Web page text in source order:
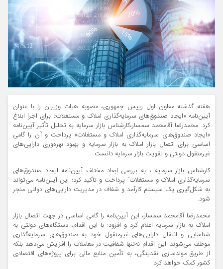
هفته گذشته معاون اول رییس جمهوری، مصوبه هیات وزیران را با عنوان
آیین‌نامه «ایجاد صندوق‌های سرمایه‌گذاری املاک و مستغلات» برای اجرا ابلاغ
کرد. محمدرضا آقامحمد سمسار،کارشناس بازار سرمایه به تحلیل تأثیر آیین‌نامه
«ایجاد صندوق‌های سرمایه‌گذاری املاک و مستغلات» پرداخت و آن را گامی
اساسی برای اتصال بازار املاک به بازار سرمایه و بهبود بهره‌وری دارایی‌های
غیرمنقول دولتی و تقویت بازار سرمایه دانست.
کارشناس بازار سرمایه ، به بررسی ابعاد مختلف آیین‌نامه ایجاد صندوق‌های
سرمایه‌گذاری املاک و مستغلات” پرداخت و تأکید کرد: این آیین‌نامه می‌تواند
به شکل‌گیری یک سیستم کارآمد و شفاف در مدیریت دارایی‌های دولتی منجر
شود.
محمدرضا آقامحمد سمسار، این آیین‌نامه را گامی اساسی در جهت اتصال بازار
املاک به بازار سرمایه اعلام کرد و افزود: با این اقدام، دستگاه‌های دولتی به
شناسایی و انتقال دارایی‌های غیرمنقول خود به صندوق‌های سرمایه‌گذاری
موظف می‌شوند. این اقدام نه‌تنها شفافیت در معاملات را افزایش می‌دهد بلکه
از طریق مولدسازی نقدینگی، به تأمین منابع مالی برای پروژه‌های اقتصادی
کشور کمک خواهد کرد.